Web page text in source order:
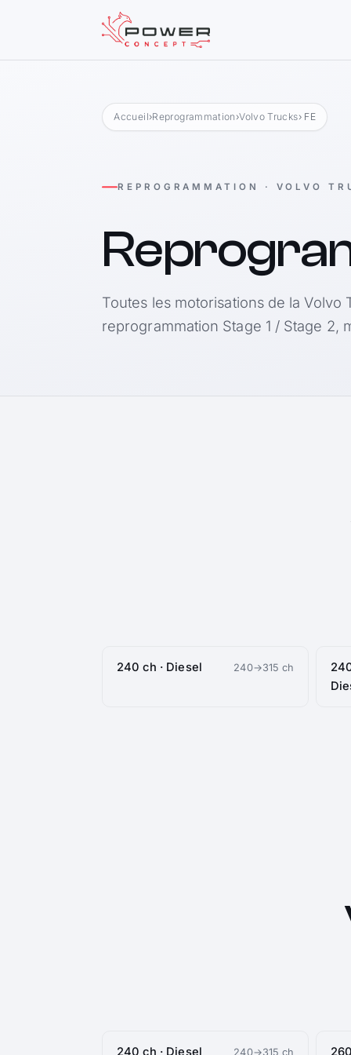
Accueil›Reprogrammation ›Volvo Trucks› FE
REPROGRAMMATION · VOLVO
Toutes les motorisations de la Volvo
reprogrammation Stage 1 / Stage 2,
240 ch · Diesel 240→315 ch
240 ch · Diesel 240→315 ch